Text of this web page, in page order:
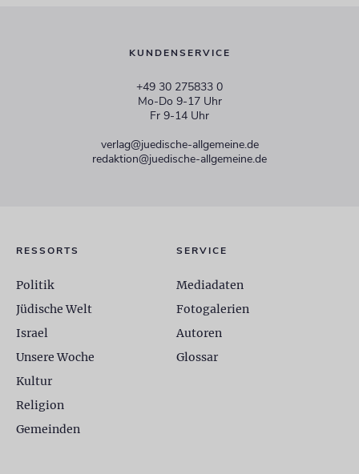
KUNDENSERVICE
+49 30 275833 0
Mo-Do 9-17 Uhr
Fr 9-14 Uhr
verlag@juedische-allgemeine.de
redaktion@juedische-allgemeine.de
RESSORTS
Politik
Jüdische Welt
Israel
Unsere Woche
Kultur
Religion
Gemeinden
SERVICE
Mediadaten
Fotogalerien
Autoren
Glossar